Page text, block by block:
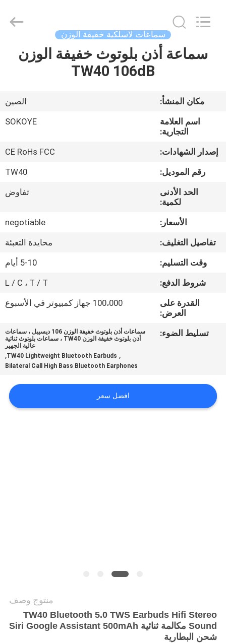
منزل،
منتجات
معلومات
عنا
جولة
المعمل
مراقبة
الجودة
اتصل
حالات
خريطة
Electronic
Co.,Ltd.
سماعات لاسلكية خفيفة الوزن
سماعة أذن بلوتوث خفيفة الوزن
TW40 106dB
مكان المنشأ:
الصين
اسم العلامة
التجارية:
SOKOYE
إصدار الشهادات:
CE RoHs FCC
رقم الموديل:
TW40
الحد الأدنى
لكمية:
تفاوض
الأسعار:
negotiable
تفاصيل التغليف:
محايدة التعبئة
وقت التسليم:
5-10 أيام
شروط الدفع:
L / C ، T / T
القدرة على
العرض:
100،000 جهاز كمبيوتر في الأسبوع
تسليط الضوء:
سماعات أذن بلوتوث خفيفة الوزن 106 ديسيبل ، سماعات
أذن بلوتوث خفيفة الوزن TW40 ، سماعات بلوتوث ثنائية
عالية الجهير
,
TW40 Lightweight Bluetooth Earbuds
,
Bilateral Call High Bass Bluetooth Earphones
افضل سعر
منتوج وصف
TW40 Bluetooth 5.0 TWS Earbuds Hifi Stereo
Sound مكالمة ثنائية Siri Google Assistant 500mAh
شحن البطارية